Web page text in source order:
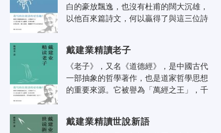
白的豪放飄逸，也沒有杜甫的闊大沉雄，
以他百來篇詩文，何以贏得了與這三位詩
戴建業精讀老子
《老子》，又名《道德經》，是中國古代
一部抽象的哲學著作，也是道家哲學思想
的重要來源。它被譽為「萬經之王」，千
戴建業精讀世說新語